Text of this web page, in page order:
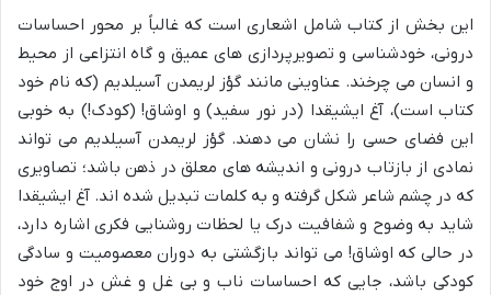
این بخش از کتاب شامل اشعاری است که غالباً بر محور احساسات
درونی، خودشناسی و تصویرپردازی های عمیق و گاه انتزاعی از محیط
و انسان می چرخند. عناوینی مانند گؤز لریمدن آسیلدیم (که نام خود
کتاب است)، آغ ایشیقدا (در نور سفید) و اوشاق! (کودک!) به خوبی
این فضای حسی را نشان می دهند. گؤز لریمدن آسیلدیم می تواند
نمادی از بازتاب درونی و اندیشه های معلق در ذهن باشد؛ تصاویری
که در چشم شاعر شکل گرفته و به کلمات تبدیل شده اند. آغ ایشیقدا
شاید به وضوح و شفافیت درک یا لحظات روشنایی فکری اشاره دارد،
در حالی که اوشاق! می تواند بازگشتی به دوران معصومیت و سادگی
کودکی باشد، جایی که احساسات ناب و بی غل و غش در اوج خود